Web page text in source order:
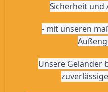
Sicherheit und
- mit unseren
Unsere Geländer